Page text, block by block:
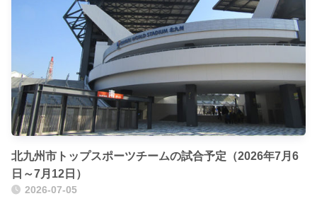
北九州市トップスポーツチームの試合予定（2026年7月6
日～7月12日）
2026-07-05